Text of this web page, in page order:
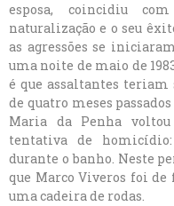
esposa, coincidiu
naturalização e o seu
as agressões se
uma noite de maio de
é que assaltantes teriam
de quatro meses
Maria da Penha
tentativa de
durante o banho. Neste
que Marco Viveros foi
uma cadeira de rodas.